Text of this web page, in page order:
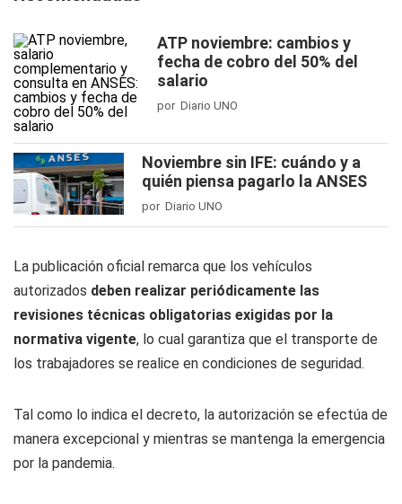
ATP noviembre: cambios y
fecha de cobro del 50% del
salario
por Diario UNO
Noviembre sin IFE: cuándo y a
quién piensa pagarlo la ANSES
por Diario UNO
La publicación oficial remarca que los vehículos
autorizados deben realizar periódicamente las
revisiones técnicas obligatorias exigidas por la
normativa vigente, lo cual garantiza que el transporte de
los trabajadores se realice en condiciones de seguridad.
Tal como lo indica el decreto, la autorización se efectúa de
manera excepcional y mientras se mantenga la emergencia
por la pandemia.